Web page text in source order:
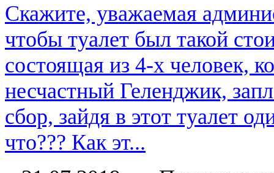
Скажите, уважаемая
чтобы туалет был такой
состоящая из 4-х человек,
несчастный Геленджик,
сбор, зайдя в этот туалет
что??? Как эт...